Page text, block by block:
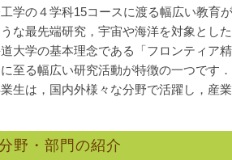
学の４学科15コースに渡る幅広い教育
な最先端研究，宇宙や海洋を対象とし
大学の基本理念である「フロンティア
至る幅広い研究活動が特徴の一つです
生は，国内外様々な分野で活躍し，産
野・部門の紹介